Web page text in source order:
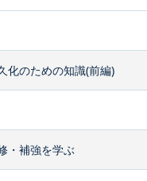
化のための知識(前編)
・補強を学ぶ